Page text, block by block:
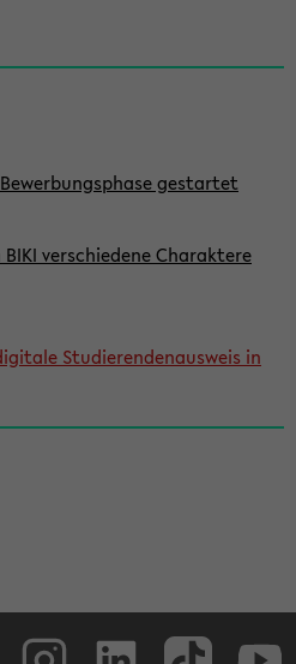
gestartet
verschiedene Charaktere
Studierendenausweis in